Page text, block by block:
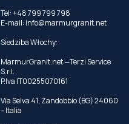
Tel: +48 799 799 798
E-mail: info@marmurgranit.net
Siedziba Włochy:
MarmurGranit.net —Terzi Service
S.r.l.
P.Iva IT00255070161
Via Selva 41, Zandobbio (BG) 24060
– Italia